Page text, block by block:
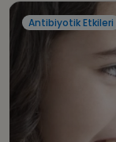
Antibiyotik Etkileri